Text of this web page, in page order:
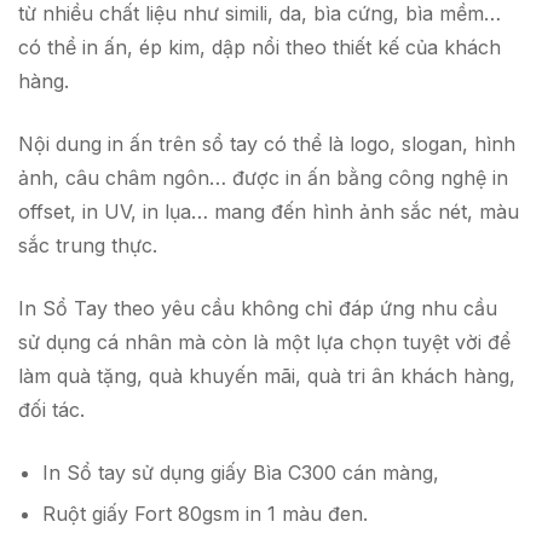
từ nhiều chất liệu như simili, da, bìa cứng, bìa mềm…
có thể in ấn, ép kim, dập nổi theo thiết kế của khách
hàng.
Nội dung in ấn trên sổ tay có thể là logo, slogan, hình
ảnh, câu châm ngôn… được in ấn bằng công nghệ in
offset, in UV, in lụa… mang đến hình ảnh sắc nét, màu
sắc trung thực.
In Sổ Tay theo yêu cầu không chỉ đáp ứng nhu cầu
sử dụng cá nhân mà còn là một lựa chọn tuyệt vời để
làm quà tặng, quà khuyến mãi, quà tri ân khách hàng,
đối tác.
In Sổ tay sử dụng giấy Bìa C300 cán màng,
Ruột giấy Fort 80gsm in 1 màu đen.